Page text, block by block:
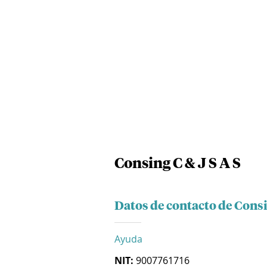
Consing C & J S A S
Datos de contacto de
Ayuda
NIT: 9007761716